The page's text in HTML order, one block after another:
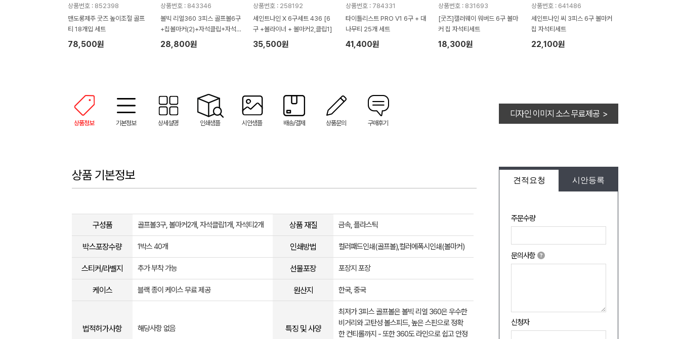
상품번호 : 852398
맨도롱제주 굿즈 높이조절 골프
티 18개입 세트
78,500원
상품번호 : 843346
볼빅 리얼360 3피스 골프볼6구
+칩볼마커(2)+자석클립+자석
티(2) 세트
28,800원
상품번호 : 258192
세인트나인 X 6구세트 436 [6
구 +볼라이너 + 볼마커2,클립1]
35,500원
상품번호 : 784331
타이틀리스트 PRO V1 6구 + 대
나무티 25개 세트
41,400원
상품번호 : 831693
[굿즈]캘러웨이 워버드 6구 볼마
커 칩 자석티세트
18,300원
상품번호 : 641486
세인트나인 씨 3피스 6구 볼마커
칩 자석티세트
22,100원
상품정보 기본정보 상세설명 인쇄샘플 시안샘플 배송/결제 상품문의 구매후기
디자인 이미지 소스 무료제공 >
견적요청 시안등록
주문수량
문의사항
신청자
상품 기본정보
구성품 골프볼3구, 볼마커2개, 자석클립1개, 자석티2개 상품 재질 금속, 플라스틱
박스포장수량 1박스 40개 인쇄방법 컬러패드인쇄(골프볼),컬러에폭시인쇄(볼마커)
스티커/라벨지 추가 부착 가능 선물포장 포장지 포장
케이스 블랙 종이 케이스 무료 제공 원산지 한국, 중국
법적허가사항 해당사항 없음 특징 및 사양
최저가 3피스 골프볼은 볼빅 리얼 360은 우수한
비거리와 고탄성 볼스피드, 높은 스핀으로 정확
한 컨티롤까지 - 또한 360도 라인으로 쉽고 안정